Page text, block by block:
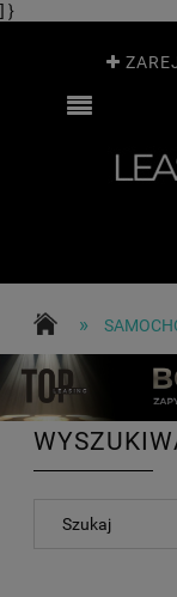
] }
»